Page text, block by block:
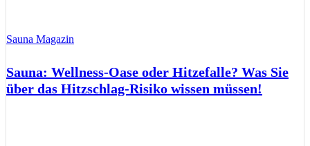
Sauna Magazin
Sauna: Wellness-Oase oder Hitzefalle? Was Sie
über das Hitzschlag-Risiko wissen müssen!